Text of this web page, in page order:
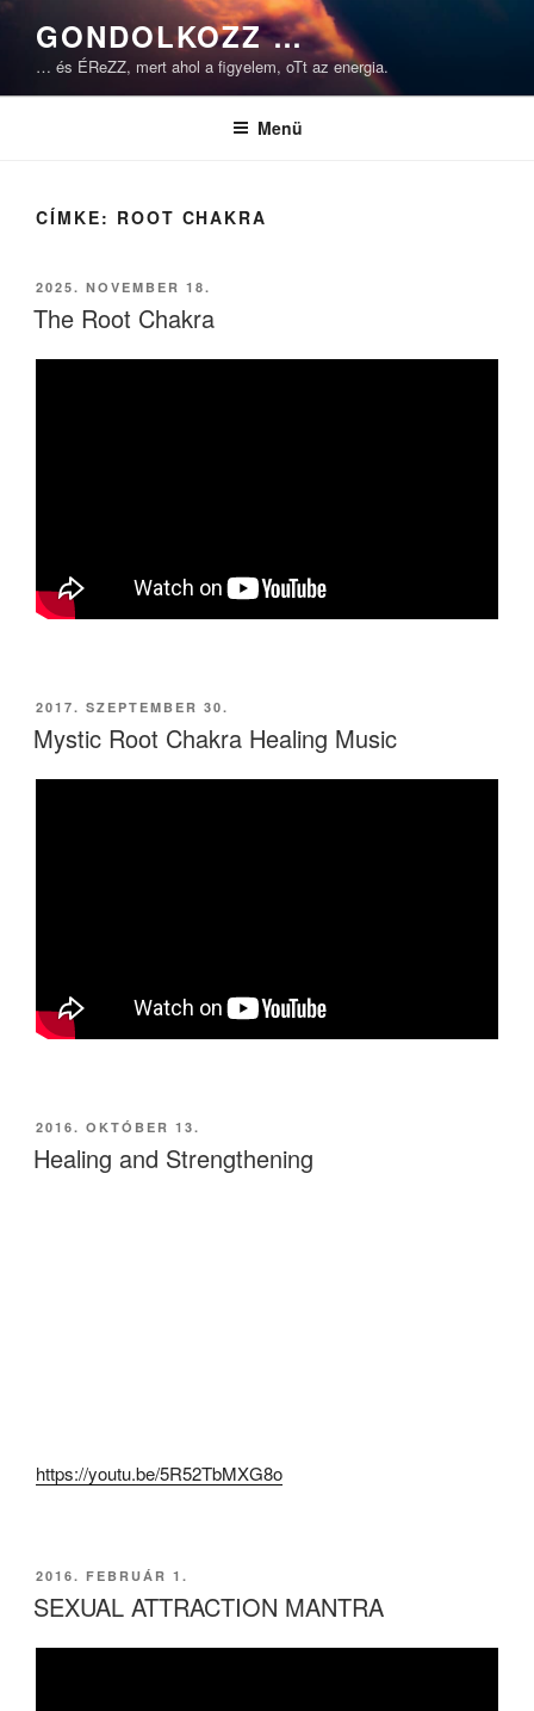
Tartalomhoz
GONDOLKOZZ …
… és ÉReZZ, mert ahol a figyelem, oTt az energia.
Menü
CÍMKE: ROOT CHAKRA
BEKÜLDVE:
2025. NOVEMBER 18.
The Root Chakra
BEKÜLDVE:
2017. SZEPTEMBER 30.
Mystic Root Chakra Healing Music
BEKÜLDVE:
2016. OKTÓBER 13.
Healing and Strengthening
https://youtu.be/5R52TbMXG8o
BEKÜLDVE:
2016. FEBRUÁR 1.
SEXUAL ATTRACTION MANTRA